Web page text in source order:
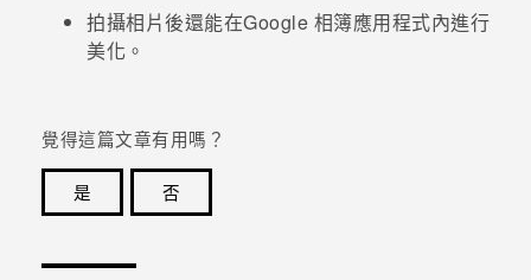
拍攝相片後還能在Google 相簿應用程式內進行
美化。
覺得這篇文章有用嗎？
是
否